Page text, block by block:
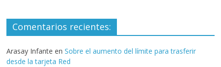
Comentarios recientes:
Arasay Infante enSobre el aumento del límite para trasferir
desde la tarjeta Red